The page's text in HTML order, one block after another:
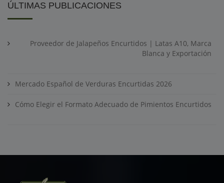
ÚLTIMAS PUBLICACIONES
Proveedor de Jalapeños Encurtidos | Latas A10, Marca
Blanca y Exportación
Mercado Español de Verduras Encurtidas 2026
Cómo Elegir el Formato Adecuado de Pimientos Encurtidos